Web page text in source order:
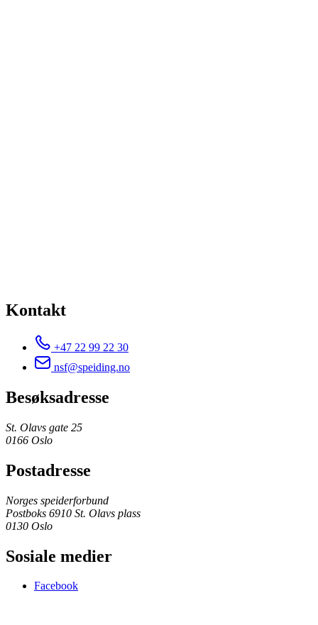
Kontakt
+47 22 99 22 30
nsf@speiding.no
Besøksadresse
St. Olavs gate 25
0166 Oslo
Postadresse
Norges speiderforbund
Postboks 6910 St. Olavs plass
0130 Oslo
Sosiale medier
Facebook